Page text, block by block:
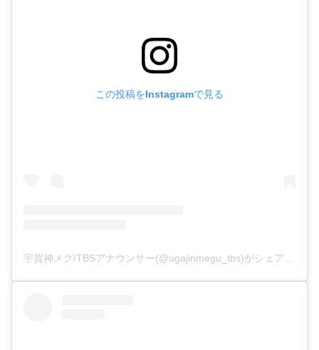
この投稿をInstagramで見る
宇賀神メグ/TBSアナウンサー(@ugajinmegu_tbs)がシェアした投稿